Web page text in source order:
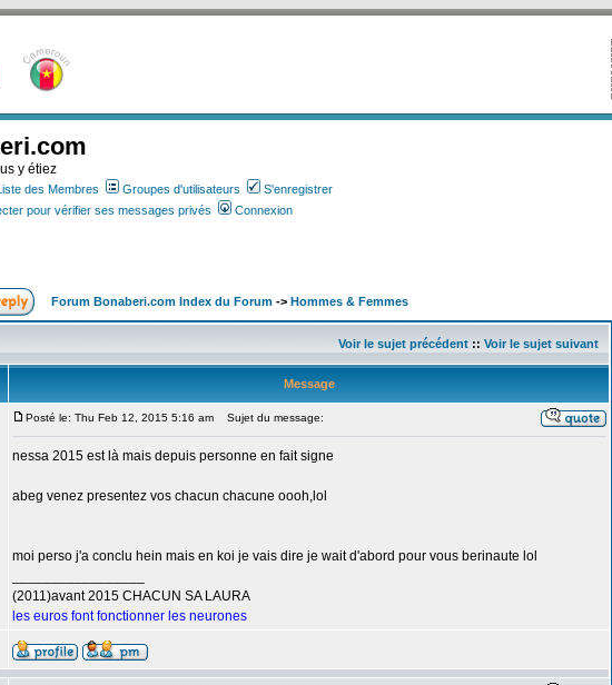
y étiez
des Membres Groupes d'utilisateurs
S'enregistrer
pour vérifier ses messages privés Connexion
Forum Bonaberi.com Index du Forum -> Hommes & Femmes
Voir le sujet précédent :: Voir le sujet suivant
Message
Posté le: Thu Feb 12, 2015 5:16 am Sujet du message:
nessa 2015 est là mais depuis personne en fait signe
abeg venez presentez vos chacun chacune oooh,lol
moi perso j'a conclu hein mais en koi je vais dire je wait d'abord pour vous berinaute lol
(2011)avant 2015 CHACUN SA LAURA
les euros font fonctionner les neurones